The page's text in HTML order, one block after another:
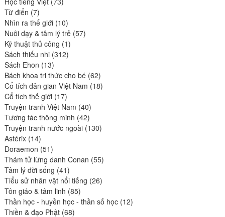
Từ điển 77
produits
Nhìn ra thế giới 1010
produits
Nuôi dạy & tâm lý trẻ 5757
Kỹ thuật thủ công 11
produit
Sách thiếu nhi 312312
Sách Ehon 1313
produits
Bách khoa tri thức cho bé 6262
produits
Cổ tích dân gian Việt Nam 1818
Cổ tích thế giới 1717
produits
Truyện tranh Việt Nam 4040
produits
Tương tác thông minh 4242
produits
Truyện tranh nước ngoài 130130
Astérix 1414
produits
Doraemon 5151
produits
Thám tử lừng danh Conan 5555
Tâm lý đời sống 4141
produits
Tiểu sử nhân vật nổi tiếng 2626
Tôn giáo & tâm linh 8585
produits
Thần học - huyền học - thần số học 1212
Thiền & đạo Phật 6868